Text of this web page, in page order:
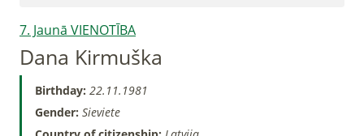
7. Jaunā VIENOTĪBA
Dana Kirmuška
Birthday: 22.11.1981
Gender: Sieviete